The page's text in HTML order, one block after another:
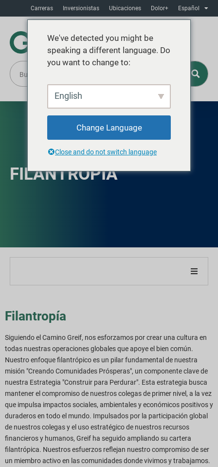
Carreras Inversionistas Ubicaciones Dolor+ Español
FILANTROPÍA
Acerca de nuestro informe
Estrategias de sostenibilidad
Metas y desempeño
Índices de informes ESG
Descargas de informes
Filantropía
Siguiendo el Camino Greif, nos esforzamos por crear una cultura en
todas nuestras operaciones globales que apoye el bien común.
Nuestro enfoque filantrópico es un pilar fundamental de nuestra
misión "Creando Comunidades Prósperas", un componente clave de
nuestra Estrategia "Construir para Perdurar". Esta estrategia busca
mantener el compromiso de nuestros colegas de primer nivel, a la vez
que impulsa impactos sociales, ambientales y económicos positivos y
duraderos en todo el mundo. Impulsados por la participación global
de nuestros colegas y el uso estratégico de nuestros recursos
financieros y humanos, Greif ha seguido ampliando su cartera
filantrópica. Nuestros esfuerzos reflejan nuestro compromiso de ser
un miembro activo en las comunidades donde vivimos y trabajamos.
We've detected you might be
speaking a different language. Do
you want to change to:
English
Change Language
Close and do not switch language